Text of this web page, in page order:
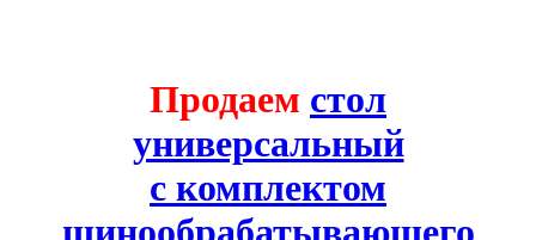
Продаем стол
универсальный
с комплектом